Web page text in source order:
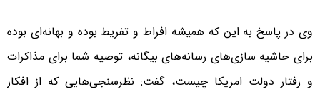
وی در پاسخ به این که همیشه افراط و تفریط بوده و بهانه‌ای بوده
‌برای حاشیه سازی‌های رسانه‌های بیگانه، توصیه شما برای مذاکرات
و رفتار دولت امریکا چیست، گفت: نظرسنجی‌هایی که از افکار